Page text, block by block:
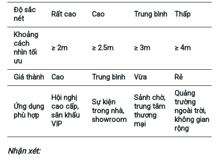
Độ sắc
nét
Rất cao Cao Trung bình Thấp
Khoảng
cách
nhìn tối
ưu
≥ 2m ≥ 2.5m ≥ 3m ≥ 4m
Giá thành Cao Trung bình Vừa Rẻ
Ứng dụng
phù hợp
Hội nghị
cao cấp,
sân khấu
VIP
Sự kiện
trong nhà,
showroom
Sảnh chờ,
trung tâm
thương
mại
Quảng
trường
ngoài trời,
không gian
rộng
Nhận xét: